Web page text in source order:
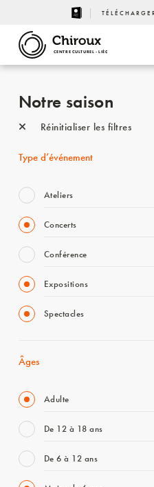
CENTRE CULTUREL - LIÈGE
Notre saison
Réinitialiser les filtres
Type d’événement
Ateliers
Concerts
Conférence
Expositions
Spectacles
Âges
Adulte
De 12 à 18 ans
De 6 à 12 ans